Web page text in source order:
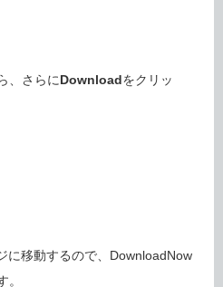
、さらにDownloadをクリッ
に移動するので、DownloadNow
。